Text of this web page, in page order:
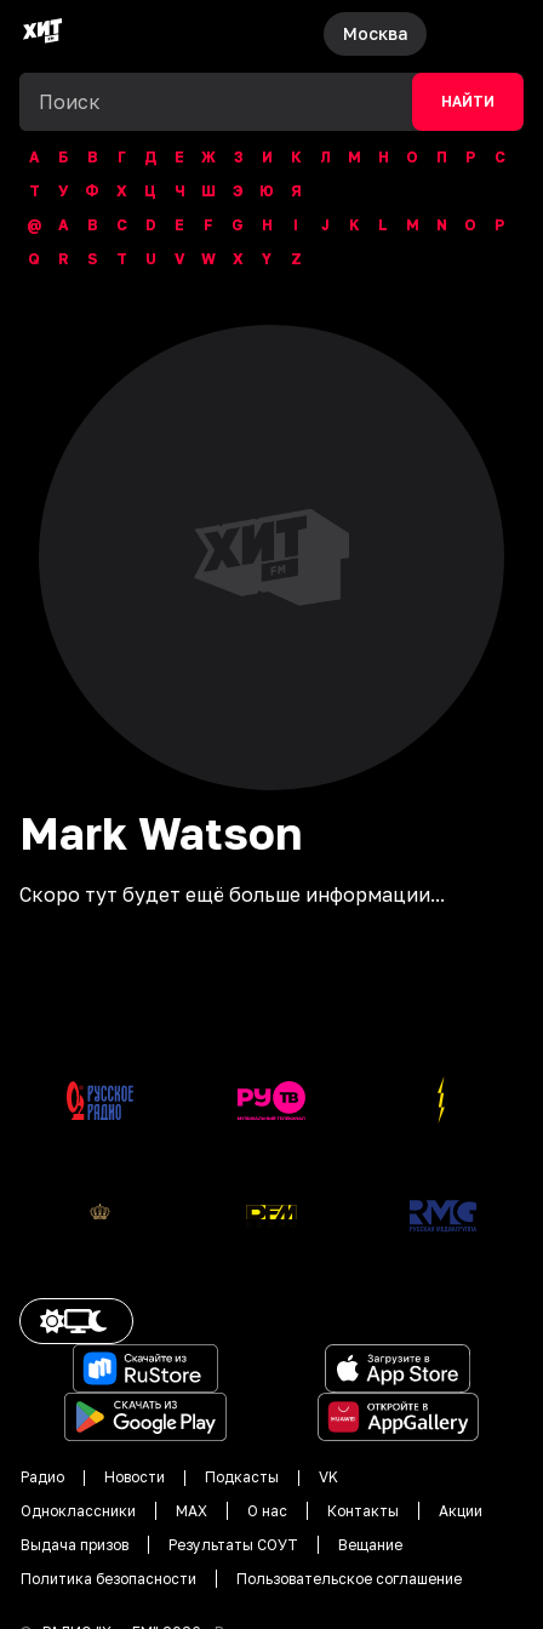
Москва
НАЙТИ
А Б В Г Д Е Ж З И К Л М Н О П Р
С
Т
У Ф Х Ц Ч Ш Э Ю
Я
@
A B C D E F G H I J K L M N O
P
Q
R S T U V W X Y Z
Mark Watson
Скоро тут будет ещё больше информации...
Радио Новости Подкасты
VK
Одноклассники
MAX О нас Контакты
Акции
Выдача призов
Результаты СОУТ
Вещание
Политика безопасности
Пользовательское соглашение